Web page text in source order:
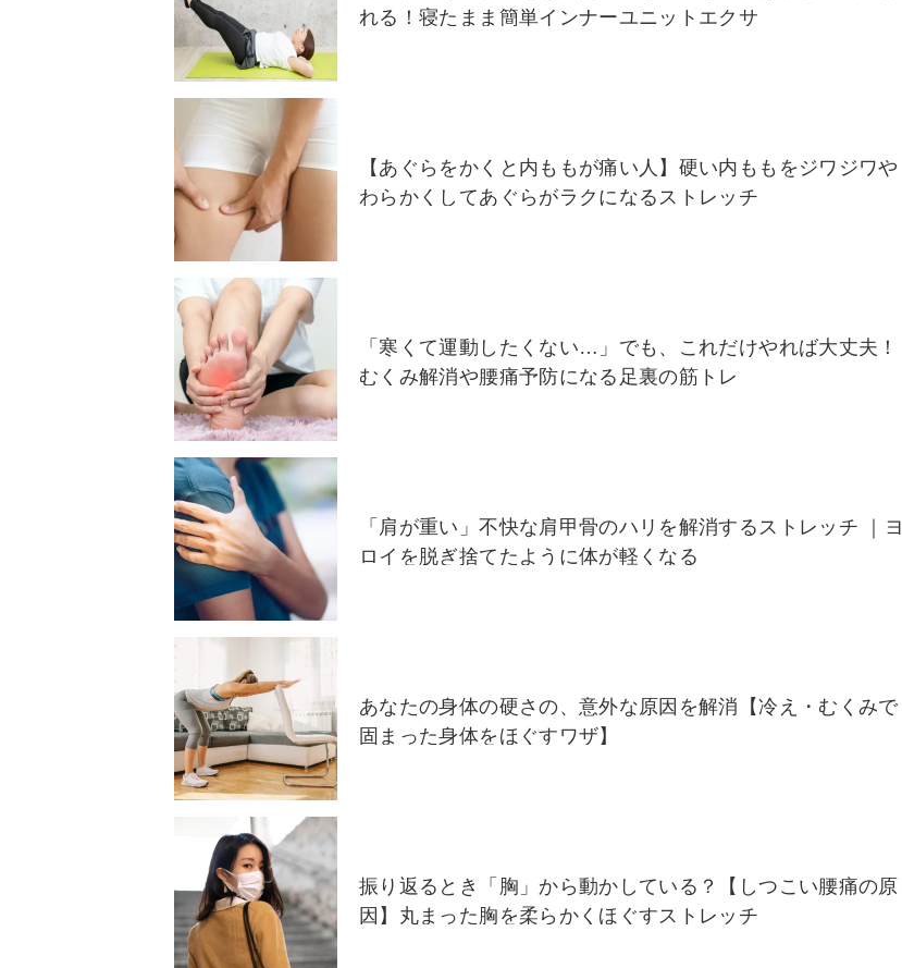
れる！寝たまま簡単インナーユニットエクサ
【あぐらをかくと内ももが痛い人】硬い内ももをジワジワや
わらかくしてあぐらがラクになるストレッチ
「寒くて運動したくない…」でも、これだけやれば大丈夫！
むくみ解消や腰痛予防になる足裏の筋トレ
「肩が重い」不快な肩甲骨のハリを解消するストレッチ ｜ヨ
ロイを脱ぎ捨てたように体が軽くなる
あなたの身体の硬さの、意外な原因を解消【冷え・むくみで
固まった身体をほぐすワザ】
振り返るとき「胸」から動かしている？【しつこい腰痛の原
因】丸まった胸を柔らかくほぐすストレッチ